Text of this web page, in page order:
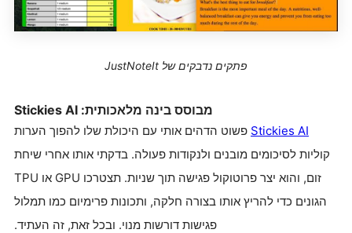
פתקים נדבקים של JustNoteIt
מבוסס בינה מלאכותית: Stickies AI
Stickies AI פשוט הדהים אותי עם היכולת שלו להפוך הערות
קוליות לסיכומים מובנים ולנקודות פעולה. בדקתי אותו אחרי שיחת
זום, והוא יצר פרוטוקול פגישה תוך שניות. תצטרכו GPU או TPU
הגונים כדי להריץ אותו בצורה חלקה, ותכונות פרימיום כמו תמלול
פגישות דורשות מנוי. ובכל זאת, זה העתיד.